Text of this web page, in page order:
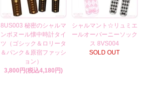
8US003 秘密のシャルマ
ンボヌール懐中時計タイ
ツ（ゴシック＆ロリータ
＆パンク＆原宿ファッシ
ョン）
3,800円(税込4,180円)
シャルマント☆リュミエ
ールオーバーニーソック
ス 8VS004
SOLD OUT